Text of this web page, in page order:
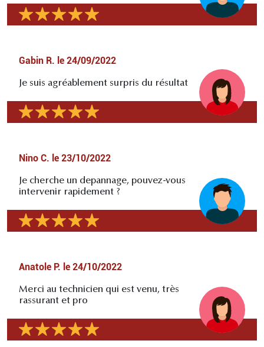
Gabin R. le 24/09/2022
Je suis agréablement surpris du résultat
Nino C. le 23/10/2022
Je cherche un depannage, pouvez-vous
intervenir rapidement ?
Anatole P. le 24/10/2022
Merci au technicien qui est venu, très
rassurant et pro